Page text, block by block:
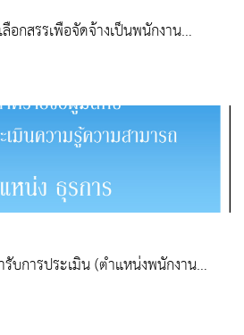
อกสรรเพื่อจัดจ้างเป็นพนักงาน
ำแหน่ง พนักงานธุรการ
บการประเมิน (ตำแหน่งพนักงาน